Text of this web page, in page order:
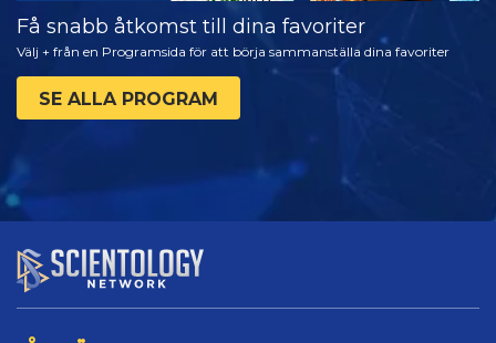
Få snabb åtkomst till dina favoriter
Välj + från en Programsida för att börja sammanställa dina favoriter
SE ALLA PROGRAM